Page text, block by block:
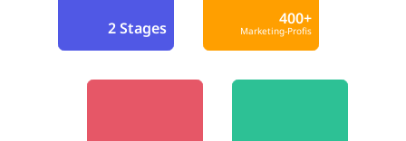
2 Stages 400+
Marketing-Profis